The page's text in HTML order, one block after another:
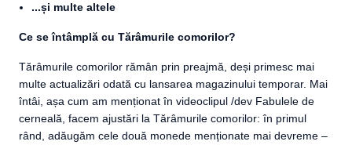
...și multe altele
Ce se întâmplă cu Tărâmurile comorilor?
Tărâmurile comorilor rămân prin preajmă, deși primesc mai
multe actualizări odată cu lansarea magazinului temporar. Mai
întâi, așa cum am menționat în videoclipul /dev Fabulele de
cerneală, facem ajustări la Tărâmurile comorilor: în primul
rând, adăugăm cele două monede menționate mai devreme –